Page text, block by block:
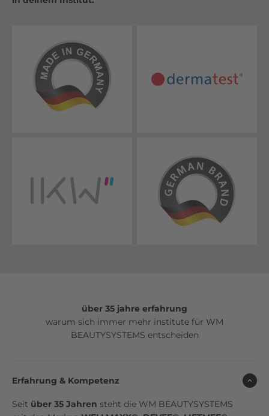
über 35 jahre erfahrung
warum sich immer mehr institute für WM
BEAUTYSYSTEMS entscheiden
Erfahrung & Kompetenz
Seit über 35 Jahren steht die WM BEAUTYSYSTEMS